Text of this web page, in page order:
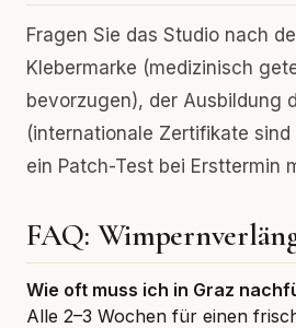
Fragen Sie das Studio nach
Klebermarke (medizinisch
bevorzugen), der Ausbildung
(internationale Zertifikate sind
ein Patch-Test bei Ersttermin
FAQ:
Wie oft muss ich in Graz
Alle 2–3 Wochen für einen